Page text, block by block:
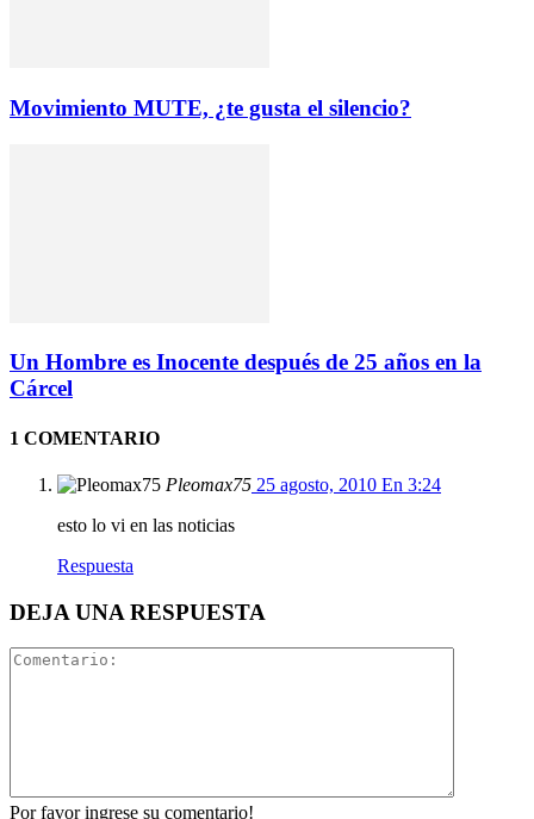
Movimiento MUTE, ¿te gusta el silencio?
Un Hombre es Inocente después de 25 años en la
Cárcel
1 COMENTARIO
Pleomax75 25 agosto, 2010 En 3:24
esto lo vi en las noticias
Respuesta
DEJA UNA RESPUESTA
Por favor ingrese su comentario!